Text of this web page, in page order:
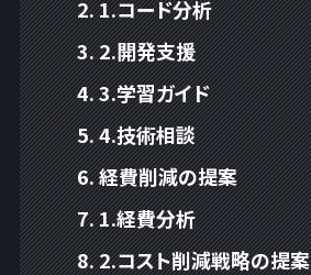
1.コード分析
2.開発支援
3.学習ガイド
4.技術相談
経費削減の提案
1.経費分析
2.コスト削減戦略の提案